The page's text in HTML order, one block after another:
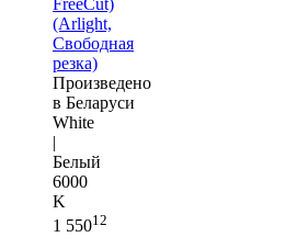
(Arlight,
Свободная
резка)
Произведено
в Беларуси
White
|
Белый
6000
K
1 55012